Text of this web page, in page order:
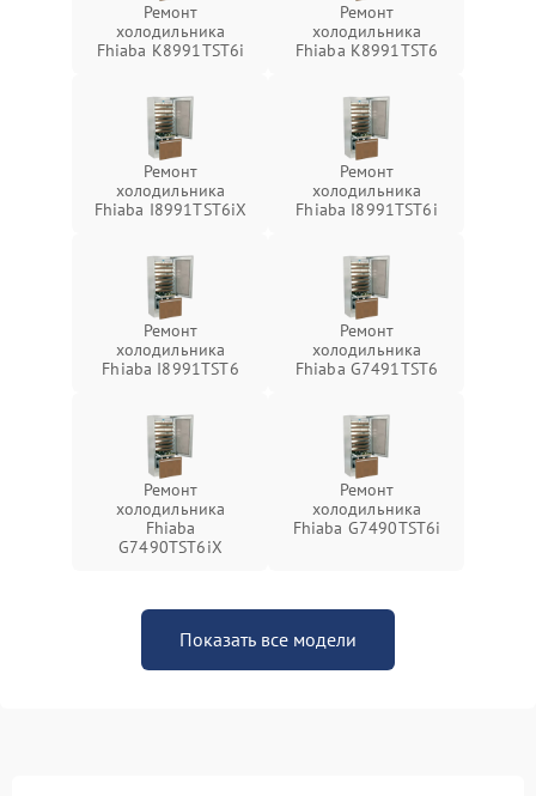
Ремонт
холодильника
Fhiaba K8991TST6i
Ремонт
холодильника
Fhiaba K8991TST6
Ремонт
холодильника
Fhiaba I8991TST6iX
Ремонт
холодильника
Fhiaba I8991TST6i
Ремонт
холодильника
Fhiaba I8991TST6
Ремонт
холодильника
Fhiaba G7491TST6
Ремонт
холодильника
Fhiaba
G7490TST6iX
Ремонт
холодильника
Fhiaba G7490TST6i
Показать все модели